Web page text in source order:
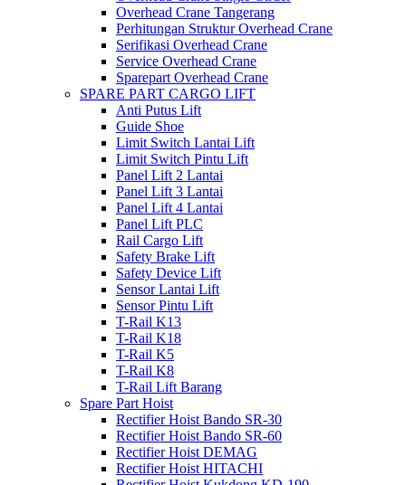
Overhead Crane Tangerang
Perhitungan Struktur Overhead Crane
Serifikasi Overhead Crane
Service Overhead Crane
Sparepart Overhead Crane
SPARE PART CARGO LIFT
Anti Putus Lift
Guide Shoe
Limit Switch Lantai Lift
Limit Switch Pintu Lift
Panel Lift 2 Lantai
Panel Lift 3 Lantai
Panel Lift 4 Lantai
Panel Lift PLC
Rail Cargo Lift
Safety Brake Lift
Safety Device Lift
Sensor Lantai Lift
Sensor Pintu Lift
T-Rail K13
T-Rail K18
T-Rail K5
T-Rail K8
T-Rail Lift Barang
Spare Part Hoist
Rectifier Hoist Bando SR-30
Rectifier Hoist Bando SR-60
Rectifier Hoist DEMAG
Rectifier Hoist HITACHI